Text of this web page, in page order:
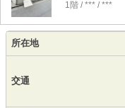
1階 / *** / ***
所在地
交通